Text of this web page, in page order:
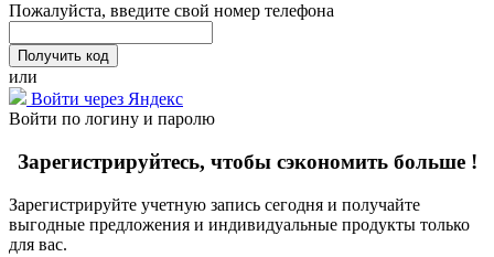
Пожалуйста, введите свой номер телефона
или
Войти через Яндекс
Войти по логину и паролю
Зарегистрируйтесь, чтобы сэкономить больше !
Зарегистрируйте учетную запись сегодня и получайте
выгодные предложения и индивидуальные продукты только
для вас.